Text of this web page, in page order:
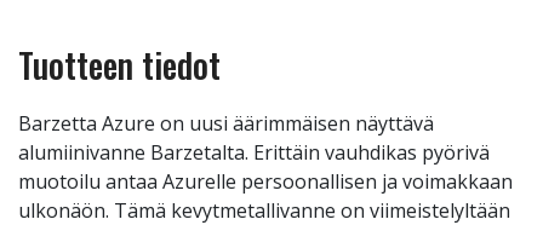
Tuotteen tiedot
Barzetta Azure on uusi äärimmäisen näyttävä
alumiinivanne Barzetalta. Erittäin vauhdikas pyörivä
muotoilu antaa Azurelle persoonallisen ja voimakkaan
ulkonäön. Tämä kevytmetallivanne on viimeistelyltään